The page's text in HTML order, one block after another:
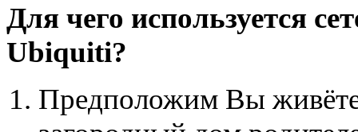
Для чего используется
Ubiquiti?
Предположим Вы